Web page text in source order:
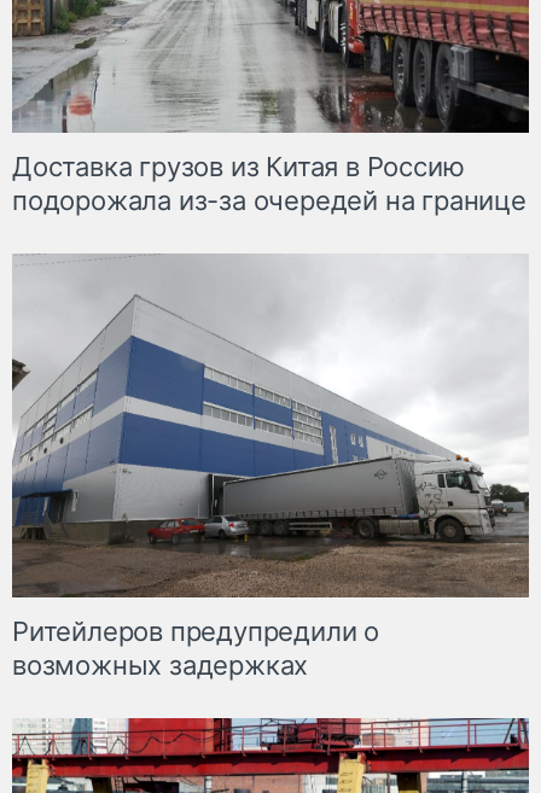
Доставка грузов из Китая в Россию
подорожала из-за очередей на границе
Ритейлеров предупредили о
возможных задержках